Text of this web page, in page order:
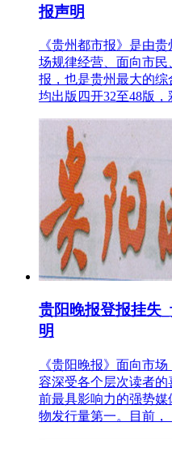
报声明
《贵州都市报》是由
场规律经营、面向市
报，也是贵州最大的综
均出版四开32至48版，
贵阳晚报登报挂失
明
《贵阳晚报》面向市
容深受各个层次读者的
前最具影响力的强势媒
物发行量第一。目前，